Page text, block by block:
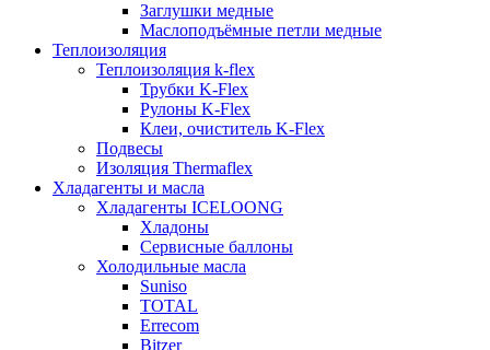
Заглушки медные
Маслоподъёмные петли медные
Теплоизоляция
Теплоизоляция k-flex
Трубки K-Flex
Рулоны K-Flex
Клеи, очиститель K-Flex
Подвесы
Изоляция Thermaflex
Хладагенты и масла
Хладагенты ICELOONG
Хладоны
Сервисные баллоны
Холодильные масла
Suniso
TOTAL
Errecom
Bitzer